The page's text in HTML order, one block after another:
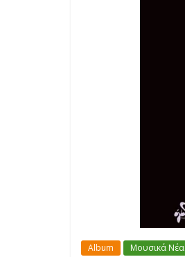
Album Μουσικά Νέα